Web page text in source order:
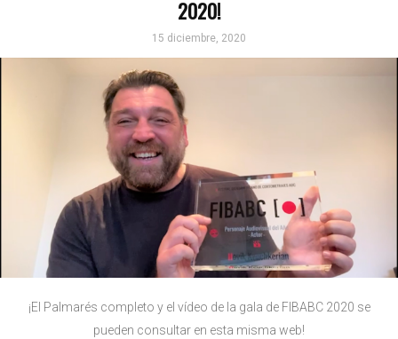
2020!
15 diciembre, 2020
¡El Palmarés completo y el vídeo de la gala de FIBABC 2020 se
pueden consultar en esta misma web!